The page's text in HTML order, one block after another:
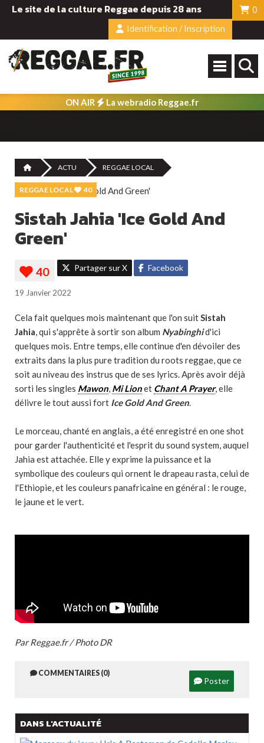
Le site de la culture Reggae depuis 28 ans
0
Identification / Inscription
ON AIR La webradio Reggae.fr
ACTU REGGAE LOCAL
REGGAE LOCAL 40
Sistah Jahia 'Ice Gold And
Green'
Partager sur X Facebook
19 Janvier 2022
Cela fait quelques mois maintenant que l'on suitSistah
Jahia, qui s'apprête à sortir son album Nyabinghid'ici
quelques mois. Entre temps, elle continue d'en dévoiler des
extraits dans la plus pure tradition du roots reggae, que ce
soit au niveau des instrus que de ses lyrics. Après avoir déjà
sorti les singles Mawon, Mi Lionet Chant A Prayer, elle
délivre le tout aussi fort Ice Gold And Green.
Le morceau, chanté en anglais, a été enregistré en one shot
pour garder l'authenticité et l'esprit du sound system, auquel
Jahia est attachée. Elle y exprime la puissance et la
symbolique des couleurs qui ornent le drapeau rasta, celui de
l'Ethiopie, et les couleurs panafricaine en général : le rouge,
le jaune et le vert.
Par Reggae.fr / Photo DR
COMMENTAIRES (0)
Poster
DANS L'ACTUALITÉ